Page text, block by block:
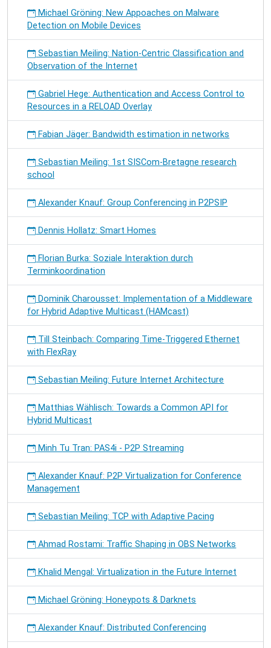
Michael Gröning: New Appoaches on Malware
Detection on Mobile Devices
Sebastian Meiling: Nation-Centric Classification and
Observation of the Internet
Gabriel Hege: Authentication and Access Control to
Resources in a RELOAD Overlay
Fabian Jäger: Bandwidth estimation in networks
Sebastian Meiling: 1st SISCom-Bretagne research
school
Alexander Knauf: Group Conferencing in P2PSIP
Dennis Hollatz: Smart Homes
Florian Burka: Soziale Interaktion durch
Terminkoordination
Dominik Charousset: Implementation of a Middleware
for Hybrid Adaptive Multicast (HAMcast)
Till Steinbach: Comparing Time-Triggered Ethernet
with FlexRay
Sebastian Meiling: Future Internet Architecture
Matthias Wählisch: Towards a Common API for
Hybrid Multicast
Minh Tu Tran: PAS4i - P2P Streaming
Alexander Knauf: P2P Virtualization for Conference
Management
Sebastian Meiling: TCP with Adaptive Pacing
Ahmad Rostami: Traffic Shaping in OBS Networks
Khalid Mengal: Virtualization in the Future Internet
Michael Gröning: Honeypots & Darknets
Alexander Knauf: Distributed Conferencing